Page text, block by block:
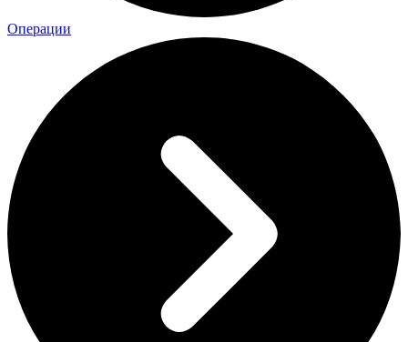
Операции